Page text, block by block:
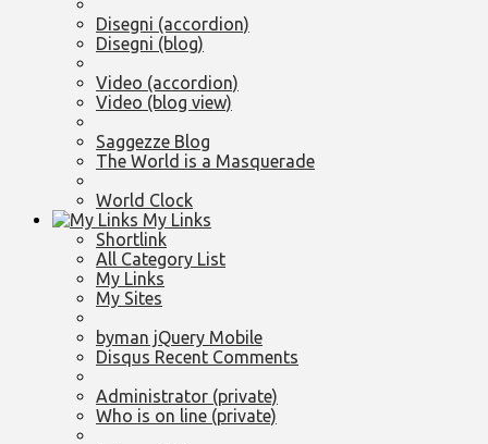
Disegni (accordion)
Disegni (blog)
Video (accordion)
Video (blog view)
Saggezze Blog
The World is a Masquerade
World Clock
My Links
Shortlink
All Category List
My Links
My Sites
byman jQuery Mobile
Disqus Recent Comments
Administrator (private)
Who is on line (private)